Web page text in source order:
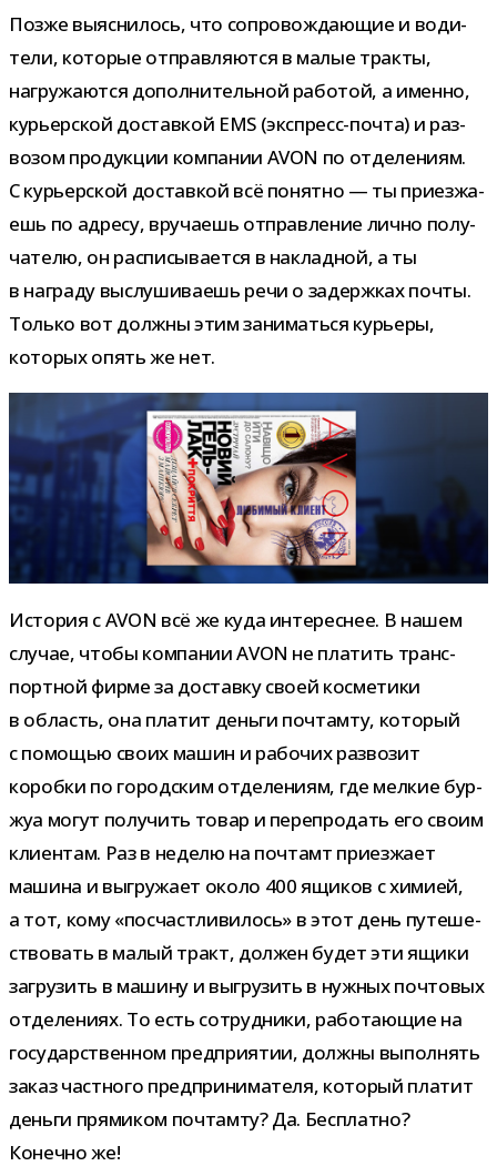
Позже выяс­ни­лось, что сопро­вож­да­ю­щие и води­
тели, кото­рые отправ­ля­ются в малые тракты,
нагру­жа­ются допол­ни­тель­ной рабо­той, а именно,
курьер­ской достав­кой EMS (экспресс-​почта) и раз­
во­зом про­дук­ции ком­па­нии AVON по отде­ле­ниям.
С курьер­ской достав­кой всё понятно — ты при­ез­жа­
ешь по адресу, вру­ча­ешь отправ­ле­ние лично полу­
ча­телю, он рас­пи­сы­ва­ется в наклад­ной, а ты
в награду выслу­ши­ва­ешь речи о задерж­ках почты.
Только вот должны этим зани­маться курьеры,
кото­рых опять же нет.
История с AVON всё же куда инте­рес­нее. В нашем
слу­чае, чтобы ком­па­нии AVON не пла­тить транс­
порт­ной фирме за доставку своей кос­ме­тики
в область, она пла­тит деньги поч­тамту, кото­рый
с помо­щью своих машин и рабо­чих раз­во­зит
коробки по город­ским отде­ле­ниям, где мел­кие бур­
жуа могут полу­чить товар и пере­про­дать его своим
кли­ен­там. Раз в неделю на поч­тамт при­ез­жает
машина и выгру­жает около 400 ящи­ков с химией,
а тот, кому «посчаст­ли­ви­лось» в этот день путе­ше­
ство­вать в малый тракт, дол­жен будет эти ящики
загру­зить в машину и выгру­зить в нуж­ных поч­то­вых
отде­ле­ниях. То есть сотруд­ники, рабо­та­ю­щие на
госу­дар­ствен­ном пред­при­я­тии, должны выпол­нять
заказ част­ного пред­при­ни­ма­теля, кото­рый пла­тит
деньги пря­ми­ком поч­тамту? Да. Бесплатно?
Конечно же!